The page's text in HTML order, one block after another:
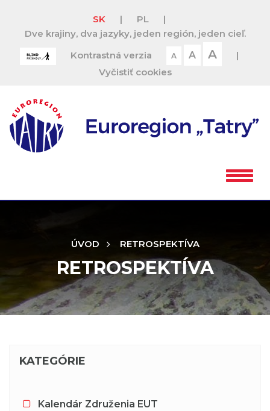
SK | PL
|
Dve krajiny, dva jazyky, jeden región, jeden cieľ.
Kontrastná verzia
A A A
|
Vyčistiť cookies
ÚVOD RETROSPEKTÍVA
RETROSPEKTÍVA
KATEGÓRIE
Kalendár Združenia EUT